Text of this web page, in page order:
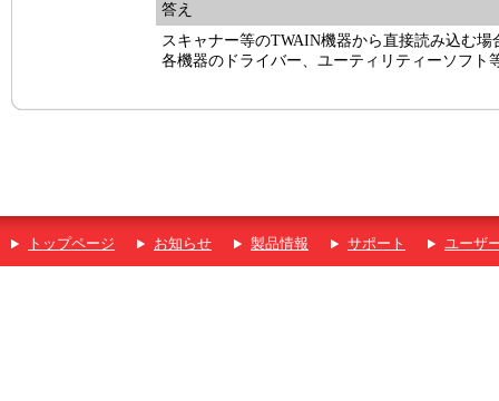
答え
スキャナー等のTWAIN機器から直接読み込む場
各機器のドライバー、ユーティリティーソフト
トップページ お知らせ 製品情報 サポート ユーザ